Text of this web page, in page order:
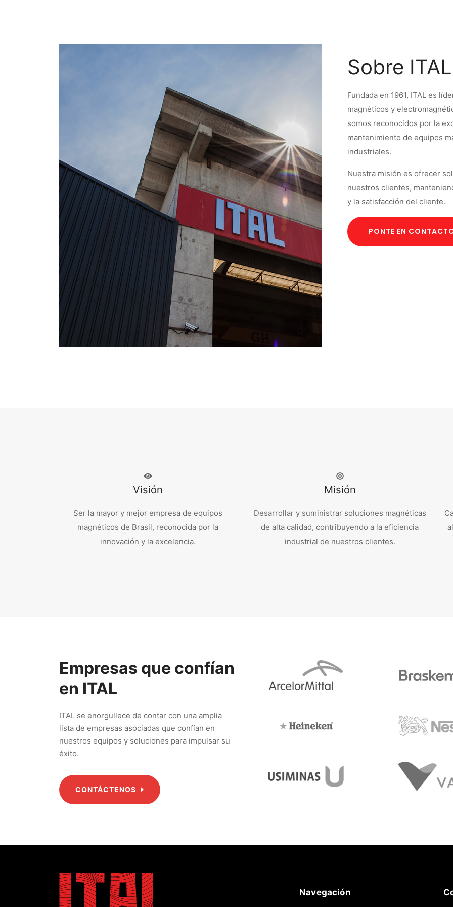
Sobre ITAL
Fundada en 1961, ITAL es
magnéticos y
somos reconocidos por la
mantenimiento de equipos
industriales.
Nuestra misión es ofrecer
nuestros clientes,
y la satisfacción del cliente.
PONTE EN
Visión
Ser la mayor y mejor empresa de equipos
magnéticos de Brasil, reconocida por la
innovación y la excelencia.
Misión
Desarrollar y suministrar soluciones magnéticas
de alta calidad, contribuyendo a la eficiencia
industrial de nuestros clientes.
Empresas que confían
en ITAL
ITAL se enorgullece de contar con una amplia
lista de empresas asociadas que confían en
nuestros equipos y soluciones para impulsar su
éxito.
CONTÁCTENOS
Navegación